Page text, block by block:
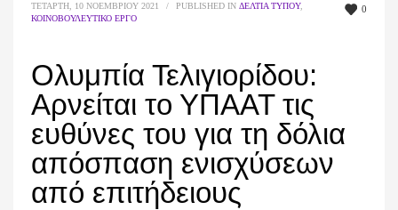
0
ΤΕΤΆΡΤΗ, 10 ΝΟΕΜΒΡΊΟΥ 2021 / PUBLISHED IN ΔΕΛΤΊΑ ΤΎΠΟΥ,
ΚΟΙΝΟΒΟΥΛΕΥΤΙΚΌ ΈΡΓΟ
Ολυμπία Τελιγιορίδου:
Αρνείται το ΥΠΑΑΤ τις
ευθύνες του για τη δόλια
απόσπαση ενισχύσεων
από επιτήδειους